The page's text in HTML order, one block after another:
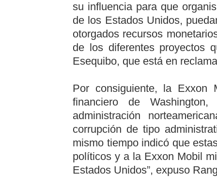
su influencia para que
de los Estados Unidos,
otorgados recursos
de los diferentes proyectos
Esequibo, que está en
Por consiguiente, la Exxon
financiero de
administración
corrupción de tipo
mismo tiempo indicó que
políticos y a la Exxon Mobil
Estados Unidos”, expuso